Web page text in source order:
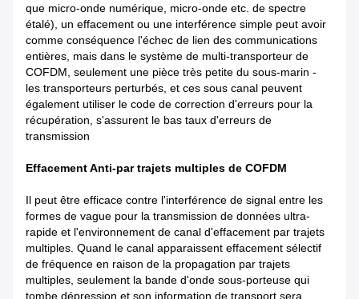
que micro-onde numérique, micro-onde etc. de spectre
étalé), un effacement ou une interférence simple peut avoir
comme conséquence l'échec de lien des communications
entières, mais dans le système de multi-transporteur de
COFDM, seulement une pièce très petite du sous-marin -
les transporteurs perturbés, et ces sous canal peuvent
également utiliser le code de correction d'erreurs pour la
récupération, s'assurent le bas taux d'erreurs de
transmission
Effacement Anti-par trajets multiples de COFDM
Il peut être efficace contre l'interférence de signal entre les
formes de vague pour la transmission de données ultra-
rapide et l'environnement de canal d'effacement par trajets
multiples. Quand le canal apparaissent effacement sélectif
de fréquence en raison de la propagation par trajets
multiples, seulement la bande d'onde sous-porteuse qui
tombe dépression et son information de transport sera